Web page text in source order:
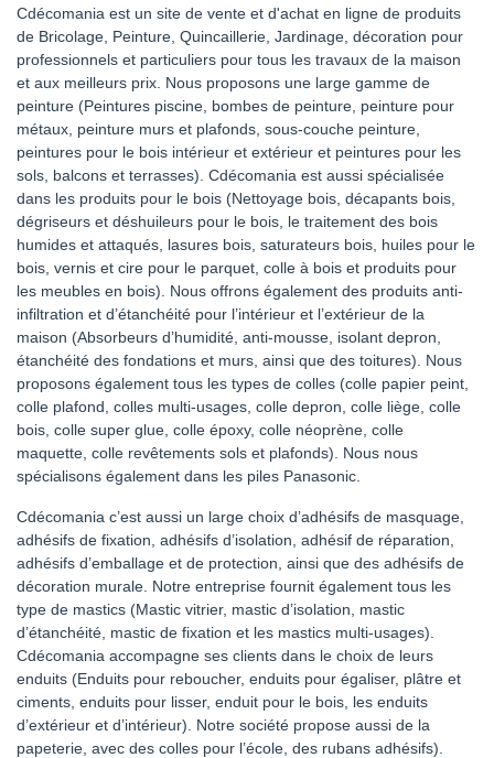
Cdécomania est un site de vente et d'achat en ligne de produits
de Bricolage, Peinture, Quincaillerie, Jardinage, décoration pour
professionnels et particuliers pour tous les travaux de la maison
et aux meilleurs prix. Nous proposons une large gamme de
peinture (Peintures piscine, bombes de peinture, peinture pour
métaux, peinture murs et plafonds, sous-couche peinture,
peintures pour le bois intérieur et extérieur et peintures pour les
sols, balcons et terrasses). Cdécomania est aussi spécialisée
dans les produits pour le bois (Nettoyage bois, décapants bois,
dégriseurs et déshuileurs pour le bois, le traitement des bois
humides et attaqués, lasures bois, saturateurs bois, huiles pour le
bois, vernis et cire pour le parquet, colle à bois et produits pour
les meubles en bois). Nous offrons également des produits anti-
infiltration et d’étanchéité pour l’intérieur et l’extérieur de la
maison (Absorbeurs d’humidité, anti-mousse, isolant depron,
étanchéité des fondations et murs, ainsi que des toitures). Nous
proposons également tous les types de colles (colle papier peint,
colle plafond, colles multi-usages, colle depron, colle liège, colle
bois, colle super glue, colle époxy, colle néoprène, colle
maquette, colle revêtements sols et plafonds). Nous nous
spécialisons également dans les piles Panasonic.
Cdécomania c’est aussi un large choix d’adhésifs de masquage,
adhésifs de fixation, adhésifs d’isolation, adhésif de réparation,
adhésifs d’emballage et de protection, ainsi que des adhésifs de
décoration murale. Notre entreprise fournit également tous les
type de mastics (Mastic vitrier, mastic d’isolation, mastic
d’étanchéité, mastic de fixation et les mastics multi-usages).
Cdécomania accompagne ses clients dans le choix de leurs
enduits (Enduits pour reboucher, enduits pour égaliser, plâtre et
ciments, enduits pour lisser, enduit pour le bois, les enduits
d’extérieur et d’intérieur). Notre société propose aussi de la
papeterie, avec des colles pour l’école, des rubans adhésifs).